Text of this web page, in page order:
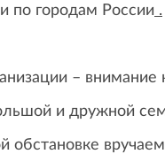
по городам России .
– внимание
и дружной
вручаем